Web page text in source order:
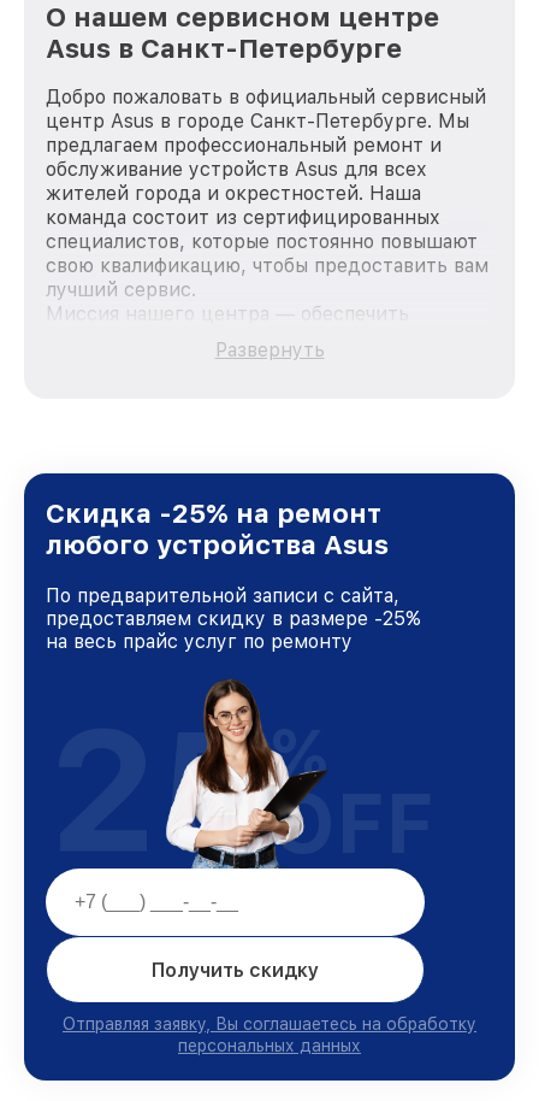
О нашем сервисном центре
Asus в Санкт-Петербурге
Добро пожаловать в официальный сервисный
центр Asus в городе Санкт-Петербурге. Мы
предлагаем профессиональный ремонт и
обслуживание устройств Asus для всех
жителей города и окрестностей. Наша
команда состоит из сертифицированных
специалистов, которые постоянно повышают
свою квалификацию, чтобы предоставить вам
лучший сервис.
Миссия нашего центра — обеспечить
качественный и доступный ремонт для
каждого пользователя продукции Asus, вне
Санкт-Петербурге, постоянно повышая
уровень доверия и лояльности наших
клиентов.
Развернуть
Скидка -25% на ремонт
любого устройства Asus
По предварительной записи с сайта,
предоставляем скидку в размере -25%
на весь прайс услуг по ремонту
Получить скидку
Отправляя заявку, Вы соглашаетесь на обработку
персональных данных
25%
OFF